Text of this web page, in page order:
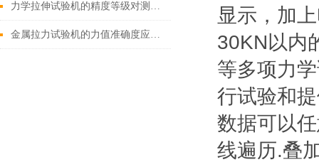
力学拉伸试验机的精度等级对测试结果有多大影响？
金属拉力试验机的力值准确度应如何校准？
显示，加
30KN以内
等多项力
行试验和
数据可以
线遍历.叠